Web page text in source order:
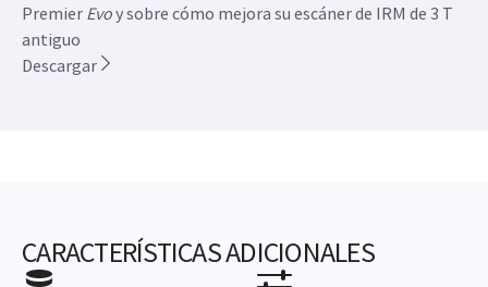
Premier Evoy sobre cómo mejora su escáner de IRM de 3 T
antiguo
Descargar
CARACTERÍSTICAS ADICIONALES